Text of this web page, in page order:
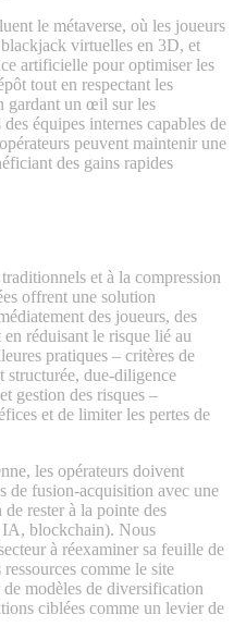
le métaverse, où les joueurs
virtuelles en 3D, et
artificielle pour optimiser les
tout en respectant les
gardant un œil sur les
équipes internes capables de
peuvent maintenir une
des gains rapides
et à la compression
offrent une solution
des joueurs, des
réduisant le risque lié au
pratiques – critères de
due‑diligence
gestion des risques –
et de limiter les pertes de
les opérateurs doivent
de fusion‑acquisition avec une
rester à la pointe des
IA, blockchain). Nous
à réexaminer sa feuille de
comme le site
modèles de diversification
ciblées comme un levier de